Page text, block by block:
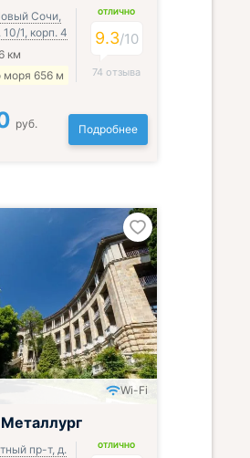
Сочи,
1, корп. 4
км
моря 656 м
ОТЛИЧНО
9.3/10
74 отзыва
руб. Подробнее
обед и ужин
Wi-Fi
пр-т, д.
ОТЛИЧНО